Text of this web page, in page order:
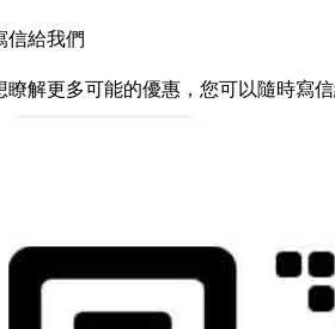
信給我們
解更多可能的優惠，您可以隨時寫